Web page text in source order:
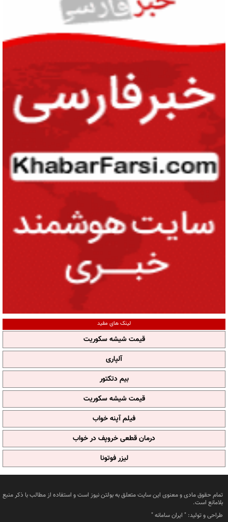
لینک های مفید
قیمت شیشه سکوریت
آلپاری
بیم دتکتور
قیمت شیشه سکوریت
فیلم آپنه خواب
درمان قطعی خروپف در خواب
لیزر فوتونا
تمام حقوق مادی و معنوی این سایت متعلق به بولتن نیوز است و استفاده از مطالب با ذکر منبع
بلامانع است.
طراحی و تولید: " ایران سامانه"